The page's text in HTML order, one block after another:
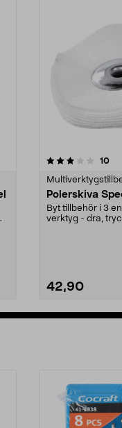
10
Polerskiva
Byt tillbehör i 3
verktyg - dra,
42,90
4.5av